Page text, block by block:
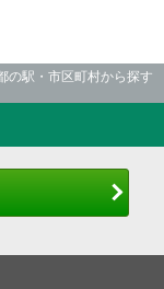
の駅・市区町村から探す